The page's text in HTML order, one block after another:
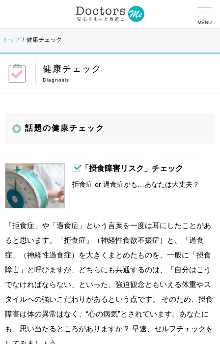
MENU
トップ 健康チェック
健康チェック
話題の健康チェック
「摂食障害リスク」チェック
拒食症 or 過食症かも…あなたは大丈夫？
「拒食症」や「過食症」という言葉を一度は耳にしたことがあ
ると思います。「拒食症」（神経性食欲不振症）と、「過食
症」（神経性過食症）を大きくまとめたものを、一般に「摂食
障害」と呼びますが、どちらにも共通するのは、「自分はこう
でなければならない」といった、強迫観念ともいえる体重やス
タイルへの強いこだわりがあるという点です。 そのため、摂食
障害は体の異常はなく、“心の病気”とされています。あなたに
も、思い当たるところがありますか？ 早速、セルフチェックを